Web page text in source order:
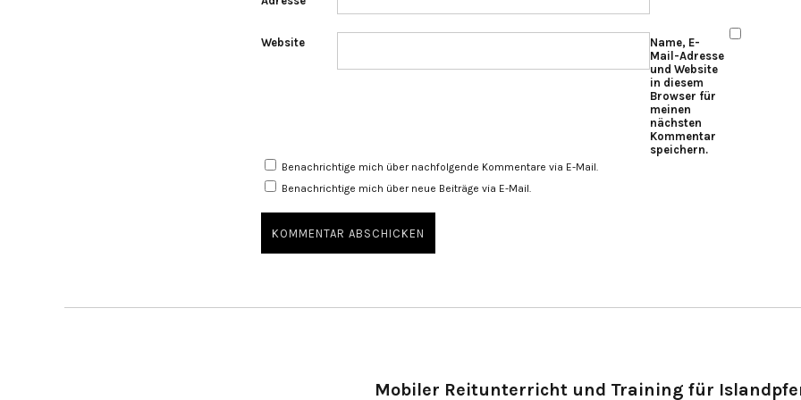
Website
Name, E-
Mail-Adresse
und Website
in diesem
Browser für
meinen
nächsten
Kommentar
speichern.
Benachrichtige mich über nachfolgende Kommentare via E-Mail.
Benachrichtige mich über neue Beiträge via E-Mail.
Mobiler Reitunterricht und Training für